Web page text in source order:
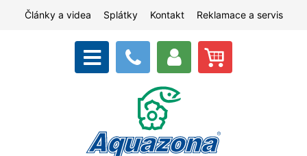
Články a videa Splátky Kontakt Reklamace a servis